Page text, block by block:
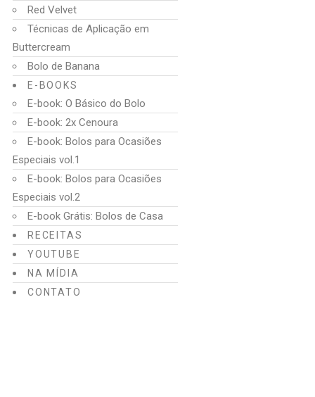
Red Velvet
Técnicas de Aplicação em
Buttercream
Bolo de Banana
E-BOOKS
E-book: O Básico do Bolo
E-book: 2x Cenoura
E-book: Bolos para Ocasiões
Especiais vol.1
E-book: Bolos para Ocasiões
Especiais vol.2
E-book Grátis: Bolos de Casa
RECEITAS
YOUTUBE
NA MÍDIA
CONTATO